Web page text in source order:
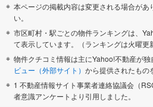
本ページの掲載内容は変更される場合があ
い。
市区町村・駅ごとの物件ランキングは、
て表示しています。（ランキングは火曜更
物件クチコミ情報は主にYahoo!不動産が
ビュー（外部サイト） から提供されたもの
1 不動産情報サイト事業者連絡協議会（
者意識アンケートより引用しました。